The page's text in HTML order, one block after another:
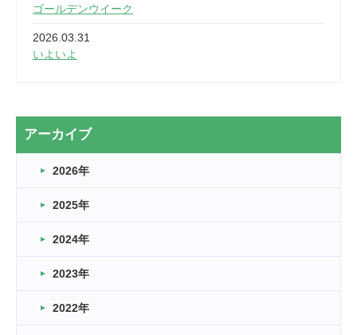
ゴールデンウイーク
2026.03.31
いよいよ
2026.03.20
なぎなた
2026.03.16
車いすバスケとRくんのお話
2026.03.14
卒業・卒園の季節★
2026.03.11
アーカイブ
2026年
2025年
2024年
2023年
2022年